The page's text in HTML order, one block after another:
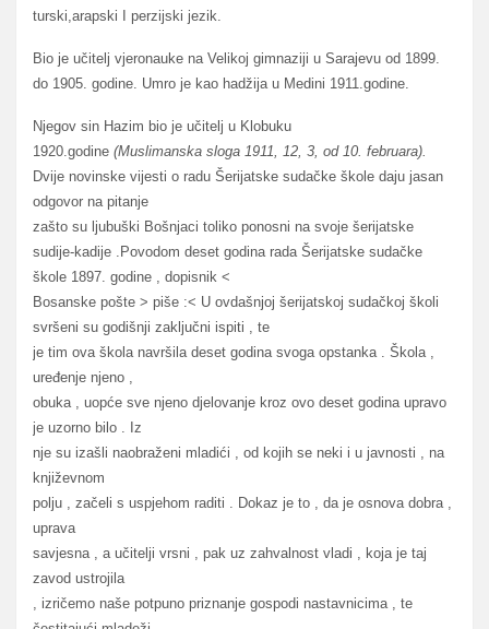
turski,arapski I perzijski jezik.
Bio je učitelj vjeronauke na Velikoj gimnaziji u Sarajevu od 1899.
do 1905. godine. Umro je kao hadžija u Medini 1911.godine.
Njegov sin Hazim bio je učitelj u Klobuku
1920.godine (Muslimanska sloga 1911, 12, 3, od 10. februara).
Dvije novinske vijesti o radu Šerijatske sudačke škole daju jasan
odgovor na pitanje
zašto su ljubuški Bošnjaci toliko ponosni na svoje šerijatske
sudije-kadije .Povodom deset godina rada Šerijatske sudačke
škole 1897. godine , dopisnik <
Bosanske pošte > piše :< U ovdašnjoj šerijatskoj sudačkoj školi
svršeni su godišnji zaključni ispiti , te
je tim ova škola navršila deset godina svoga opstanka . Škola ,
uređenje njeno ,
obuka , uopće sve njeno djelovanje kroz ovo deset godina upravo
je uzorno bilo . Iz
nje su izašli naobraženi mladići , od kojih se neki i u javnosti , na
književnom
polju , začeli s uspjehom raditi . Dokaz je to , da je osnova dobra ,
uprava
savjesna , a učitelji vrsni , pak uz zahvalnost vladi , koja je taj
zavod ustrojila
, izričemo naše potpuno priznanje gospodi nastavnicima , te